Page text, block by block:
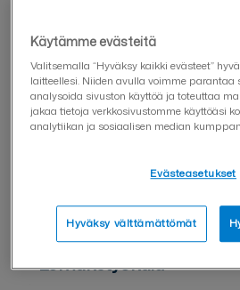
Käyttäjähallinta
Asiakirjan lähettäjälle
Asiakirjan allekirjoittajalle
Asiakirjojen hallinta
Sopimuspohjat
Lomaketyökalu
Käytämme evästeitä
Valitsemalla “Hyväksy kaikki evästeet”
laitteellesi. Niiden avulla voimme parantaa
analysoida sivuston käyttöä ja toteuttaa
jakaa tietoja verkkosivustomme käyttöäsi
analytiikan ja sosiaalisen median
Evästeasetukset
Hyväksy välttämättömät